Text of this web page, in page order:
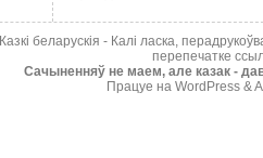
Казкі беларускія - Калі ласка,
перепечатке
Cачыненняў не маем, але казак -
Працуе на WordPress &